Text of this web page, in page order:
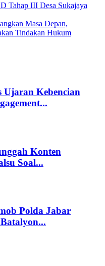
Tahap III Desa Sukajaya
Masa Depan,
Tindakan Hukum
Ujaran Kebencian
Konten
Soal...
Polda Jabar